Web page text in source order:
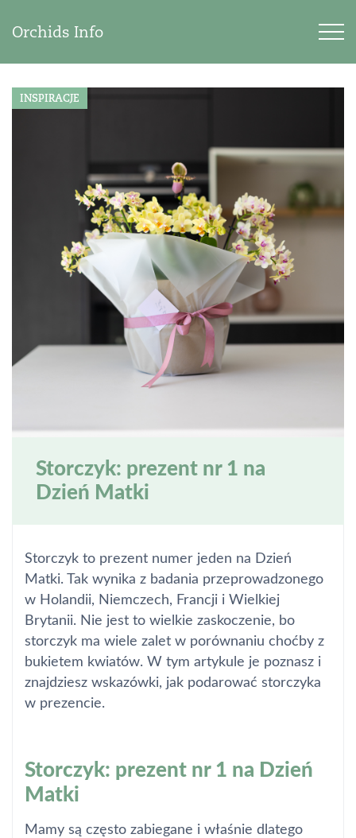
Orchids Info
INSPIRACJE
Storczyk: prezent nr 1 na
Dzień Matki
Storczyk to prezent numer jeden na Dzień
Matki. Tak wynika z badania przeprowadzonego
w Holandii, Niemczech, Francji i Wielkiej
Brytanii. Nie jest to wielkie zaskoczenie, bo
storczyk ma wiele zalet w porównaniu choćby z
bukietem kwiatów. W tym artykule je poznasz i
znajdziesz wskazówki, jak podarować storczyka
w prezencie.
Storczyk: prezent nr 1 na Dzień
Matki
Mamy są często zabiegane i właśnie dlatego